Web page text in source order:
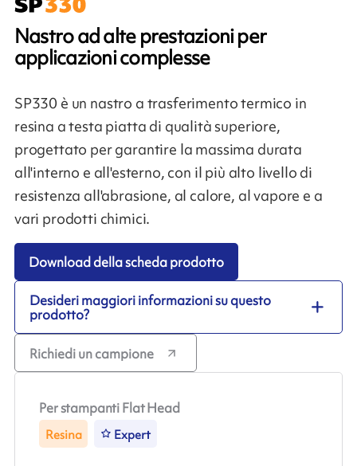
Nastro ad alte prestazioni per
applicazioni complesse
SP330 è un nastro a trasferimento termico in
resina a testa piatta di qualità superiore,
progettato per garantire la massima durata
all'interno e all'esterno, con il più alto livello di
resistenza all'abrasione, al calore, al vapore e a
vari prodotti chimici.
Download della scheda prodotto
Desideri maggiori informazioni su questo
prodotto?
Richiedi un campione
Per stampanti Flat Head
Resina Expert